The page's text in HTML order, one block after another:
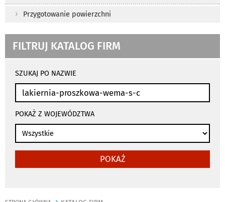
Przygotowanie powierzchni
FILTRUJ KATALOG FIRM
wyszukiwania
SZUKAJ PO NAZWIE
POKAŻ Z WOJEWÓDZTWA
POKAŻ